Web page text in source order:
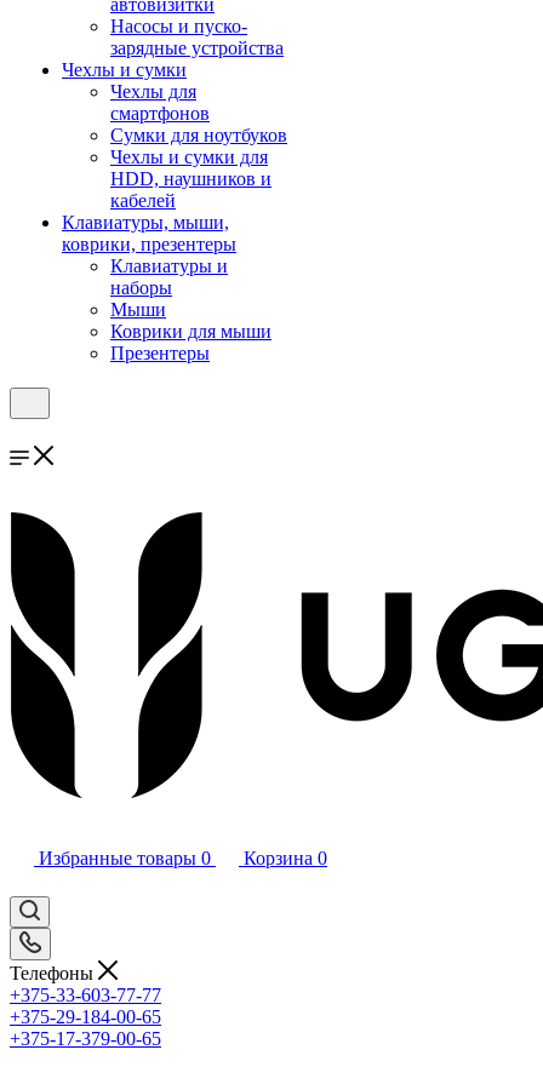
автовизитки
Насосы и пуско-
зарядные устройства
Чехлы и сумки
Чехлы для
смартфонов
Сумки для ноутбуков
Чехлы и сумки для
HDD, наушников и
кабелей
Клавиатуры, мыши,
коврики, презентеры
Клавиатуры и
наборы
Мыши
Коврики для мыши
Презентеры
Избранные товары 0 Корзина 0
Телефоны
+375-33-603-77-77
+375-29-184-00-65
+375-17-379-00-65